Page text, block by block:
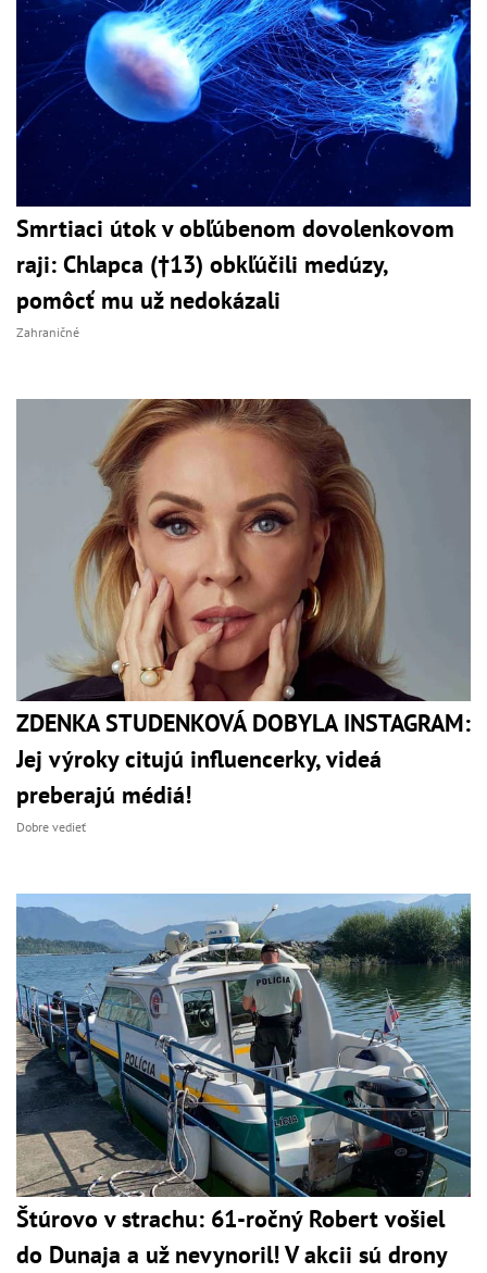
Smrtiaci útok v obľúbenom dovolenkovom
raji: Chlapca (†13) obkľúčili medúzy,
pomôcť mu už nedokázali
Zahraničné
ZDENKA STUDENKOVÁ DOBYLA INSTAGRAM:
Jej výroky citujú influencerky, videá
preberajú médiá!
Dobre vedieť
Štúrovo v strachu: 61-ročný Robert vošiel
do Dunaja a už nevynoril! V akcii sú drony